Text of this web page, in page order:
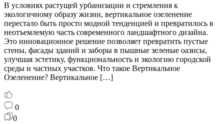
В условиях растущей урбанизации и стремления к
экологичному образу жизни, вертикальное озеленение
перестало быть просто модной тенденцией и превратилось в
неотъемлемую часть современного ландшафтного дизайна.
Это инновационное решение позволяет превратить пустые
стены, фасады зданий и заборы в пышные зеленые оазисы,
улучшая эстетику, функциональность и экологию городской
среды и частных участков. Что такое Вертикальное
Озеленение? Вертикальное […]
0
0